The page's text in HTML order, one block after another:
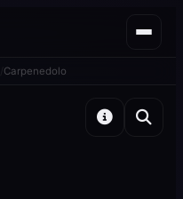
Carpenedolo